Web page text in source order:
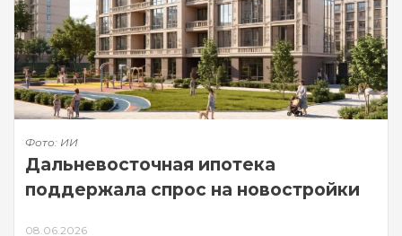
Фото: ИИ
Дальневосточная ипотека
поддержала спрос на новостройки
08.06.2026